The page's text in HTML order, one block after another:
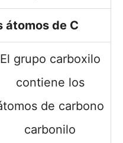
átomos de C
El grupo carboxilo
contiene los
de carbono
carbonilo